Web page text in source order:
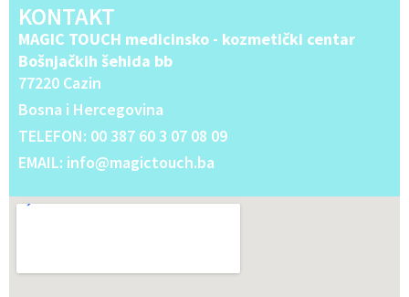
KONTAKT
MAGIC TOUCH medicinsko - kozmetički centar
Bošnjačkih šehida bb
77220 Cazin
Bosna i Hercegovina
TELEFON: 00 387 60 3 07 08 09
EMAIL: info@magictouch.ba